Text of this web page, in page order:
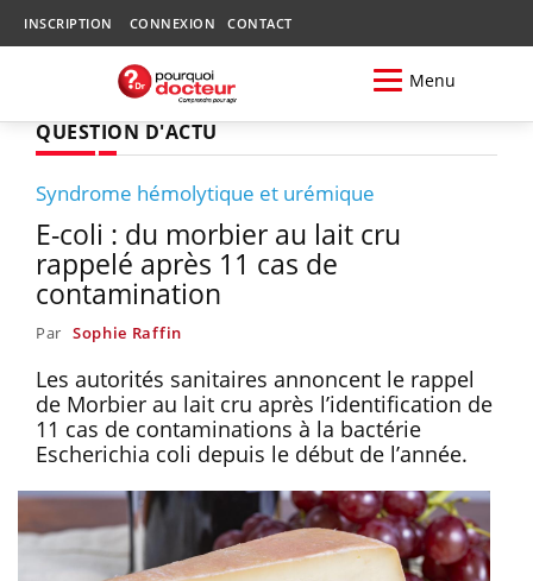
INSCRIPTION CONNEXION CONTACT
Menu
QUESTION D'ACTU
Syndrome hémolytique et urémique
E-coli : du morbier au lait cru
rappelé après 11 cas de
contamination
Par Sophie Raffin
Les autorités sanitaires annoncent le rappel
de Morbier au lait cru après l’identification de
11 cas de contaminations à la bactérie
Escherichia coli depuis le début de l’année.